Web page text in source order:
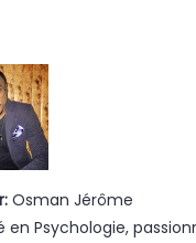
Osman Jérôme
en Psychologie,